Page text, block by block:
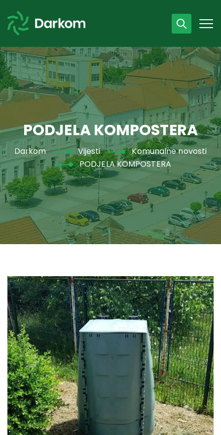
Radno vrijeme
07 - 15 h
043 /440 750
PODJELA KOMPOSTERA
Darkom Vijesti
Komunalne novosti
PODJELA KOMPOSTERA